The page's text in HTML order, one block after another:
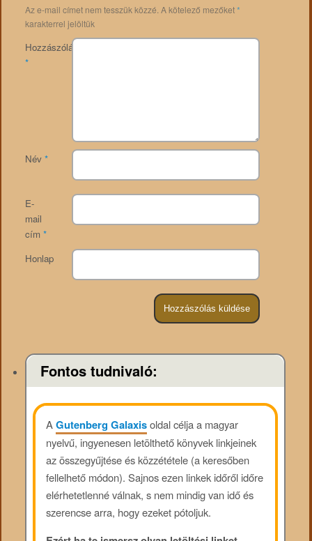
Az e-mail címet nem tesszük közzé. A kötelező mezőket*
karakterrel jelöltük
Hozzászólás
*
Név *
E-
mail
cím *
Honlap
Fontos tudnivaló:
AGutenberg Galaxisoldal célja a magyar
nyelvű, ingyenesen letölthető könyvek linkjeinek
az összegyűjtése és közzététele (a keresőben
fellelhető módon). Sajnos ezen linkek időről időre
elérhetetlenné válnak, s nem mindig van idő és
szerencse arra, hogy ezeket pótoljuk.